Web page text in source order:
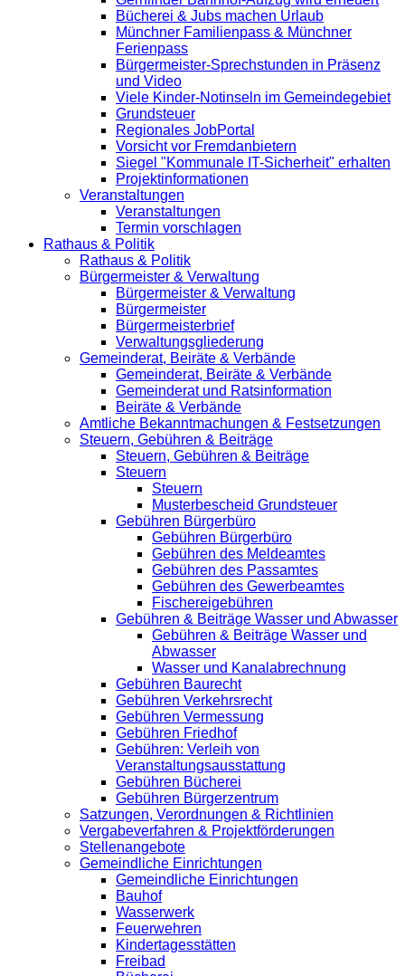
Bücherei & Jubs machen Urlaub
Münchner Familienpass & Münchner
Ferienpass
Bürgermeister-Sprechstunden in Präsenz
und Video
Viele Kinder-Notinseln im Gemeindegebiet
Grundsteuer
Regionales JobPortal
Vorsicht vor Fremdanbietern
Siegel "Kommunale IT-Sicherheit" erhalten
Projektinformationen
Veranstaltungen
Veranstaltungen
Termin vorschlagen
Rathaus & Politik
Rathaus & Politik
Bürgermeister & Verwaltung
Bürgermeister & Verwaltung
Bürgermeister
Bürgermeisterbrief
Verwaltungsgliederung
Gemeinderat, Beiräte & Verbände
Gemeinderat, Beiräte & Verbände
Gemeinderat und Ratsinformation
Beiräte & Verbände
Amtliche Bekanntmachungen & Festsetzungen
Steuern, Gebühren & Beiträge
Steuern, Gebühren & Beiträge
Steuern
Steuern
Musterbescheid Grundsteuer
Gebühren Bürgerbüro
Gebühren Bürgerbüro
Gebühren des Meldeamtes
Gebühren des Passamtes
Gebühren des Gewerbeamtes
Fischereigebühren
Gebühren & Beiträge Wasser und Abwasser
Gebühren & Beiträge Wasser und
Abwasser
Wasser und Kanalabrechnung
Gebühren Baurecht
Gebühren Verkehrsrecht
Gebühren Vermessung
Gebühren Friedhof
Gebühren: Verleih von
Veranstaltungsausstattung
Gebühren Bücherei
Gebühren Bürgerzentrum
Satzungen, Verordnungen & Richtlinien
Vergabeverfahren & Projektförderungen
Stellenangebote
Gemeindliche Einrichtungen
Gemeindliche Einrichtungen
Bauhof
Wasserwerk
Feuerwehren
Kindertagesstätten
Freibad